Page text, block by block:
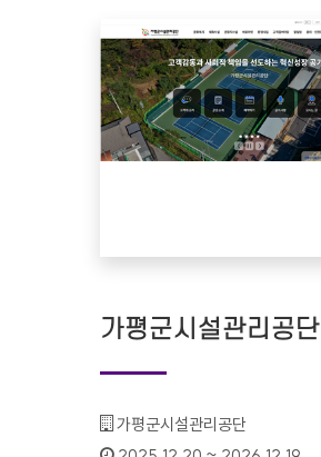
가평군시설관리공단
기관명 :
가평군시설관리공단